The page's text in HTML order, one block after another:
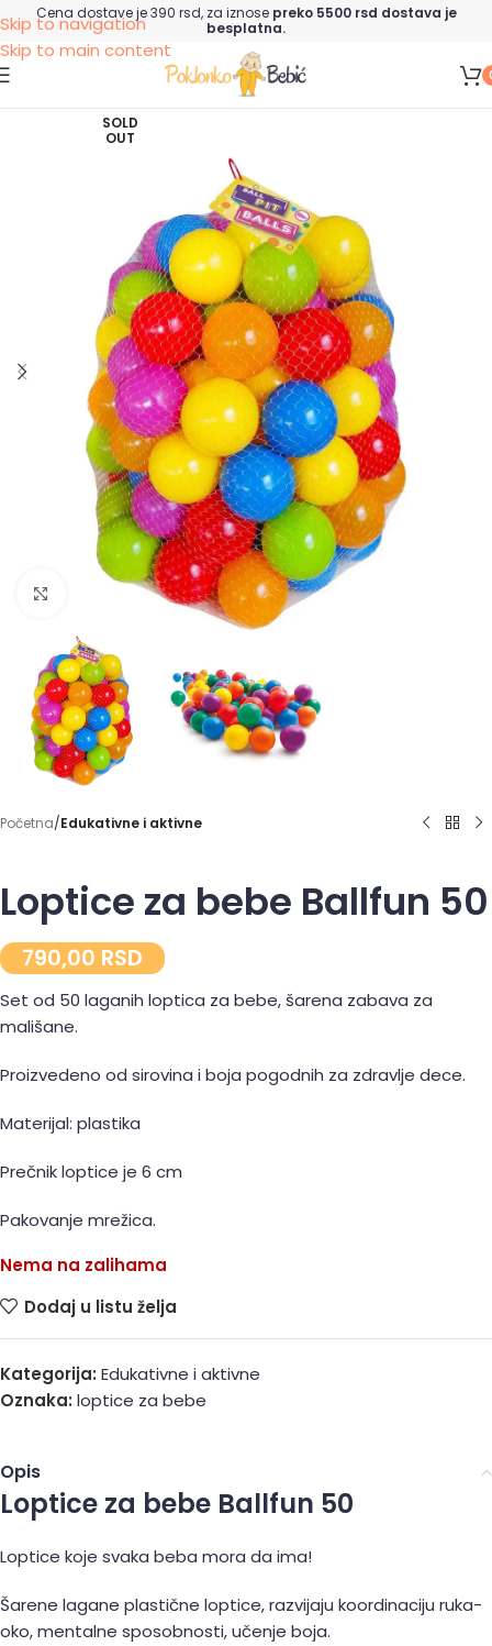
Skip to navigation
Skip to main content
Cena dostave je 390 rsd, za iznose preko 5500 rsd dostava je
besplatna.
SOLD
OUT
Click to enlarge
Početna Edukativne i aktivne
Loptice za bebe Ballfun 50
790,00 RSD
Set od 50 laganih loptica za bebe, šarena zabava za
mališane.
Proizvedeno od sirovina i boja pogodnih za zdravlje dece.
Materijal: plastika
Prečnik loptice je 6 cm
Pakovanje mrežica.
Nema na zalihama
Dodaj u listu želja
Kategorija: Edukativne i aktivne
Oznaka: loptice za bebe
Opis
Loptice za bebe Ballfun 50
Loptice koje svaka beba mora da ima!
Šarene lagane plastične loptice, razvijaju koordinaciju ruka-
oko, mentalne sposobnosti, učenje boja.